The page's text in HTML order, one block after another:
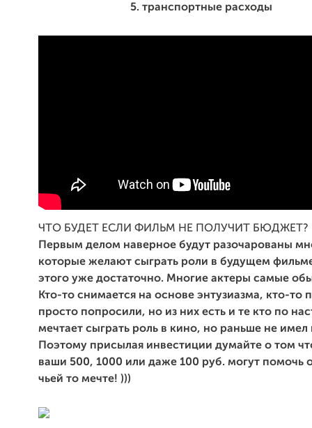
5. транспортные расходы
ЧТО БУДЕТ ЕСЛИ ФИЛЬМ НЕ ПОЛУЧИТ БЮДЖЕТ?
Первым делом наверное будут разочарованы
которые желают сыграть роли в будущем
этого уже достаточно. Многие актеры самые
Кто-то снимается на основе энтузиазма, кто-то
просто попросили, но из них есть и те кто по
мечтает сыграть роль в кино, но раньше не
Поэтому присылая инвестиции думайте о том
ваши 500, 1000 или даже 100 руб. могут помочь
чьей то мечте! )))